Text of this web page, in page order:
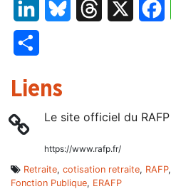
LinkedInBluesky Threads
Liens
Le site officiel du RAFP
https://www.rafp.fr/
Retraite, cotisation retraite, RAFP,
Fonction Publique, ERAFP